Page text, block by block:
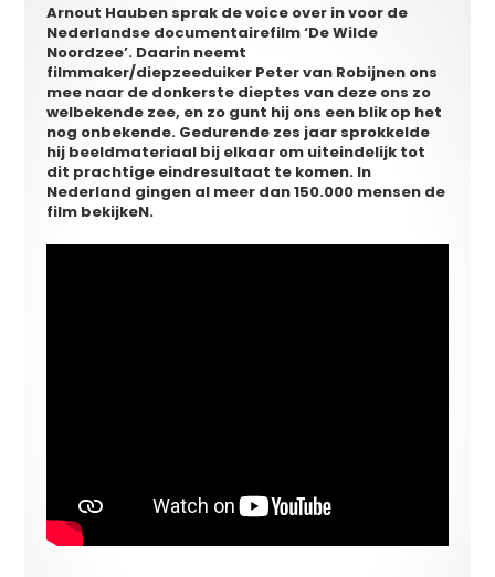
Arnout Hauben sprak de voice over in voor de
Nederlandse documentairefilm ‘De Wilde
Noordzee’. Daarin neemt
filmmaker/diepzeeduiker Peter van Robijnen ons
mee naar de donkerste dieptes van deze ons zo
welbekende zee, en zo gunt hij ons een blik op het
nog onbekende. Gedurende zes jaar sprokkelde
hij beeldmateriaal bij elkaar om uiteindelijk tot
dit prachtige eindresultaat te komen. In
Nederland gingen al meer dan 150.000 mensen de
film bekijkeN.